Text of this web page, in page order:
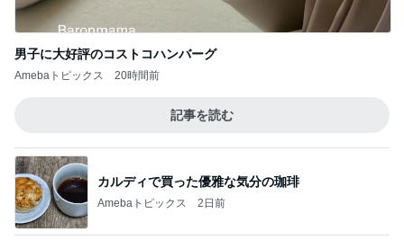
男子に大好評のコストコハンバーグ
Amebaトピックス 20時間前
記事を読む
カルディで買った優雅な気分の珈琲
Amebaトピックス 2日前